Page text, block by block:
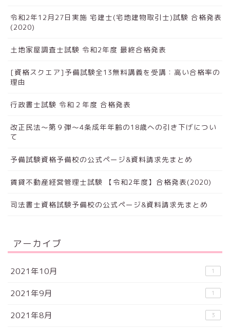
令和2年12月27日実施 宅建士(宅地建物取引士)試験 合格発表
(2020)
土地家屋調査士試験 令和2年度 最終合格発表
[資格スクエア]予備試験全13無料講義を受講：高い合格率の
理由
行政書士試験 令和２年度 合格発表
改正民法～第９弾～4条成年年齢の18歳への引き下げについ
て
予備試験資格予備校の公式ページ&資料請求先まとめ
賃貸不動産経営管理士試験 【令和2年度】合格発表(2020)
司法書士資格試験予備校の公式ページ&資料請求先まとめ
アーカイブ
2021年10月 1
2021年9月 1
2021年8月 3